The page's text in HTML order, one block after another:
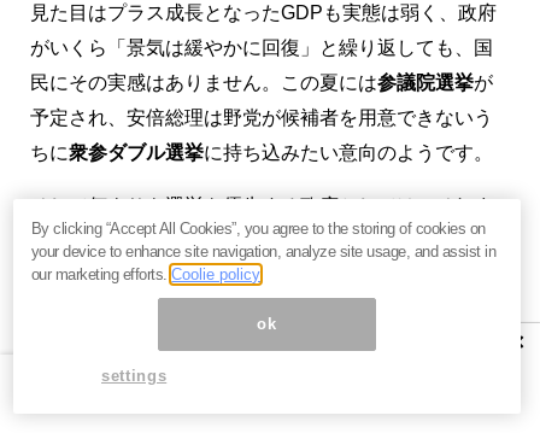
見た目はプラス成長となったGDPも実態は弱く、政府
がいくら「景気は緩やかに回復」と繰り返しても、国
民にその実感はありません。この夏には参議院選挙が
予定され、安倍総理は野党が候補者を用意できないう
ちに衆参ダブル選挙に持ち込みたい意向のようです。
そして何よりも選挙を優先する政府としては、それま
でに円安株高に誘導したいと思っています。
ところが、円安誘導はまかりならぬと、
日本を「為替監視国」にリストアップ
×
By clicking “Accept All Cookies”, you agree to the storing of cookies on
your device to enhance site navigation, analyze site usage, and assist in
our marketing efforts.Coolie policy
ok
settings